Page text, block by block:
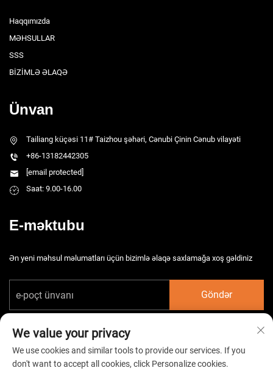
Haqqımızda
MƏHSULLAR
SSS
BİZİMLƏ ƏLAQƏ
Ünvan
Tailiang küçəsi 11# Taizhou şəhəri, Cənubi Çinin Cənub vilayəti
+86-13182442305
[email protected]
Saat: 9.00-16.00
E-məktubu
Ən yeni məhsul məlumatları üçün bizimlə əlaqə saxlamağa xoş gəldiniz
Göndər
We value your privacy
We use cookies and similar tools to provide our services. If you
don't want to accept all cookies, click Personalize cookies.